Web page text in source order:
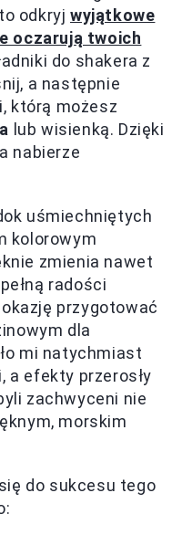
odkryjwyjątkowe
oczarują twoich
do shakera z
a następnie
którą możesz
lub wisienką. Dzięki
nabierze
uśmiechniętych
kolorowym
zmienia nawet
radości
przygotować
dla
mi natychmiast
a efekty przerosły
zachwyceni nie
morskim
do sukcesu tego